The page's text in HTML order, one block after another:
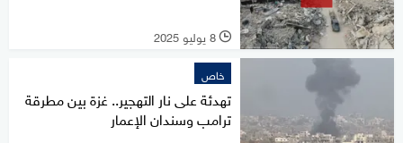
l 8 يوليو 2025
خاص
تهدئة على نار التهجير.. غزة بين مطرقة
ترامب وسندان الإعمار